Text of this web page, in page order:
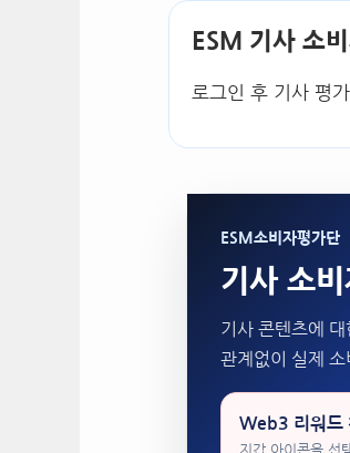
ESM 기사 소
로그인 후 기사 평
ESM소비자평가단
기사 소
기사 콘텐츠에
관계없이 실제 소
Web3 리워드